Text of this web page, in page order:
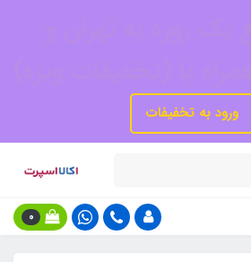
ورود به تخفیفات
0